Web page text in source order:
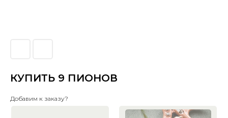
КУПИТЬ 9 ПИОНОВ
Добавим к заказу?